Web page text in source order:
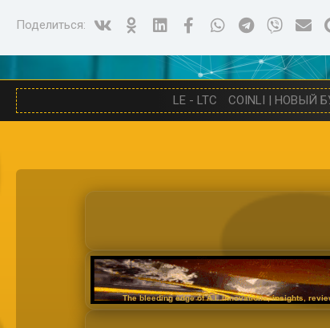
Поделиться: Ok Linked InFacebookWhatsAppTelegram
Viber
LE - LTC COINLI | НОВЫЙ